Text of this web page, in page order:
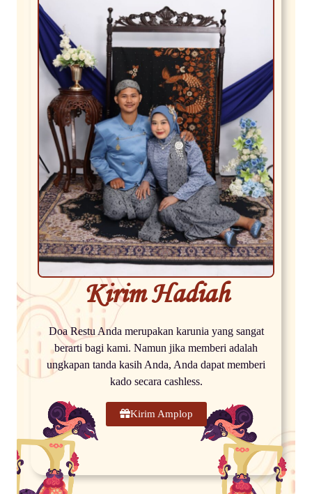
Kirim Hadiah
Doa Restu Anda merupakan karunia yang sangat
berarti bagi kami. Namun jika memberi adalah
ungkapan tanda kasih Anda, Anda dapat memberi
kado secara cashless.
Kirim Amplop